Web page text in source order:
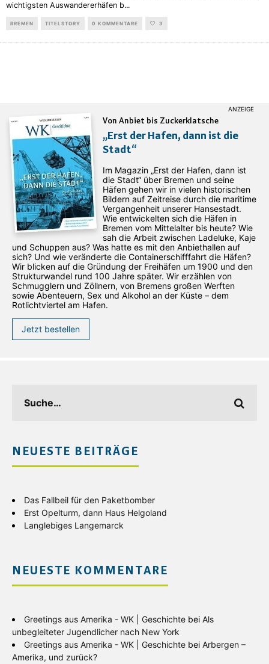
wichtigsten Auswandererhäfen b...
BREMEN TITELSTORY 0 KOMMENTARE 3
Von Anbiet bis Zuckerklatsche
„Erst der Hafen, dann ist die
Stadt“
Im Magazin „Erst der Hafen, dann ist
die Stadt“ über Bremen und seine
Häfen gehen wir in vielen historischen
Bildern auf Zeitreise durch die maritime
Vergangenheit unserer Hansestadt.
Wie entwickelten sich die Häfen in
Bremen vom Mittelalter bis heute? Wie
sah die Arbeit zwischen Ladeluke, Kaje
und Schuppen aus? Was hatte es mit den Anbiethallen auf
sich? Und wie veränderte die Containerschifffahrt die Häfen?
Wir blicken auf die Gründung der Freihäfen um 1900 und den
Strukturwandel rund 100 Jahre später. Wir erzählen von
Schmugglern und Zöllnern, von Bremens großen Werften
sowie Abenteuern, Sex und Alkohol an der Küste – dem
Rotlichtviertel am Hafen.
Jetzt bestellen
NEUESTE BEITRÄGE
Das Fallbeil für den Paketbomber
Erst Opelturm, dann Haus Helgoland
Langlebiges Langemarck
NEUESTE KOMMENTARE
Greetings aus Amerika - WK | Geschichte bei Als
unbegleiteter Jugendlicher nach New York
Greetings aus Amerika - WK | Geschichte bei Arbergen –
Amerika, und zurück?